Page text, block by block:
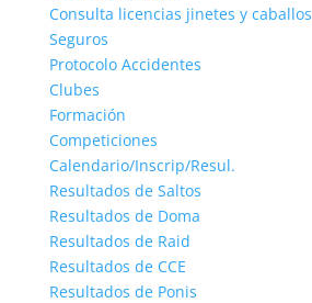
Consulta licencias jinetes y caballos
Seguros
Protocolo Accidentes
Clubes
Formación
Competiciones
Calendario/Inscrip/Resul.
Resultados de Saltos
Resultados de Doma
Resultados de Raid
Resultados de CCE
Resultados de Ponis